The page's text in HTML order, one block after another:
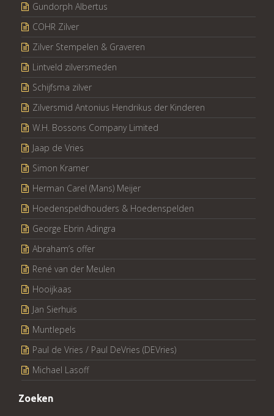
Gundorph Albertus
COHR Zilver
Zilver Stempelen & Graveren
Lintveld zilversmeden
Schijfsma zilver
Zilversmid Antonius Hendrikus der Kinderen
W.H. Bossons Company Limited
Jaap de Vries
Simon Kramer
Herman Carel (Mans) Meijer
Hoedenspeldhouders & Hoedenspelden
George Ebrin Adingra
Abraham’s offer
René van der Meulen
Hooijkaas
Jan Sierhuis
Muntlepels
Paul de Vries / Paul DeVries (DEVries)
Michael Lasoff
Zoeken